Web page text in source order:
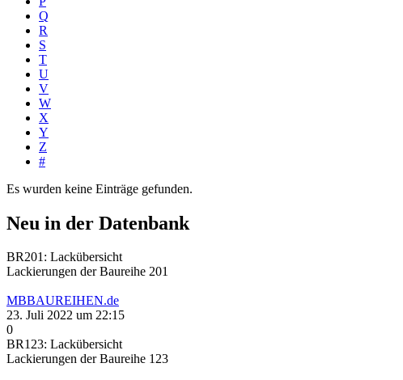
Q
R
S
T
U
V
W
X
Y
Z
#
Es wurden keine Einträge gefunden.
Neu in der Datenbank
BR201: Lackübersicht
Lackierungen der Baureihe 201
MBBAUREIHEN.de
23. Juli 2022 um 22:15
0
BR123: Lackübersicht
Lackierungen der Baureihe 123